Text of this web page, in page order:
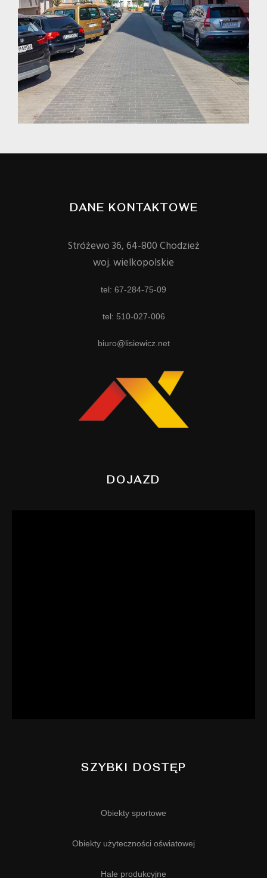
DANE KONTAKTOWE
Stróżewo 36, 64-800 Chodzież
woj. wielkopolskie
tel: 67-284-75-09
tel: 510-027-006
biuro@lisiewicz.net
DOJAZD
SZYBKI DOSTĘP
Obiekty sportowe
Obiekty użyteczności oświatowej
Hale produkcyjne